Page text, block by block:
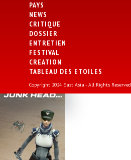
PAYS
NEWS
CRITIQUE
DOSSIER
ENTRETIEN
FESTIVAL
CREATION
TABLEAU DES ETOILES
Copyright 2024 East Asia - All Rights Reserved